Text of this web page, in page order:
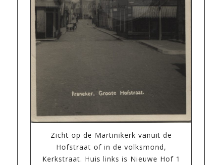
Zicht op de Martinikerk vanuit de
Hofstraat of in de volksmond,
Kerkstraat. Huis links is Nieuwe Hof 1